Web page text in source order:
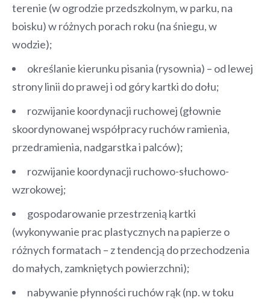
terenie (w ogrodzie przedszkolnym, w parku, na
boisku) w różnych porach roku (na śniegu, w
wodzie);
określanie kierunku pisania (rysownia) – od lewej
strony linii do prawej i od góry kartki do dołu;
rozwijanie koordynacji ruchowej (głownie
skoordynowanej współpracy ruchów ramienia,
przedramienia, nadgarstka i palców);
rozwijanie koordynacji ruchowo-słuchowo-
wzrokowej;
gospodarowanie przestrzenią kartki
(wykonywanie prac plastycznych na papierze o
różnych formatach – z tendencją do przechodzenia
do małych, zamkniętych powierzchni);
nabywanie płynności ruchów rąk (np. w toku